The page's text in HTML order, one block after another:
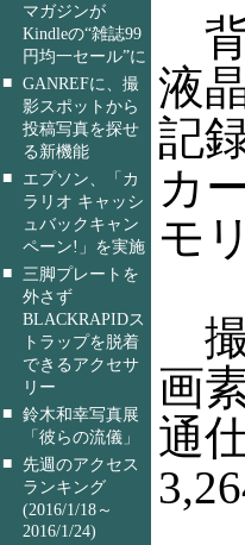
マガジンが
Kindleの“雑誌99
円均一セール”に
■ GANREFに、撮
影スポットから
投稿写真を探せ
る新機能
■
エプソン、「カ
ラリオ キャッシ
ュバックキャン
ペーン!」を実施
■ 三脚プレートを
外さず
BLACKRAPIDス
トラップを脱着
できるアクセサ
リー
■ 鈴木和幸写真展
「彼らの流儀」
■ 先週のアクセス
ランキング
(2016/1/18～
2016/1/24)
背
液
記
カ
モ
撮
画
通